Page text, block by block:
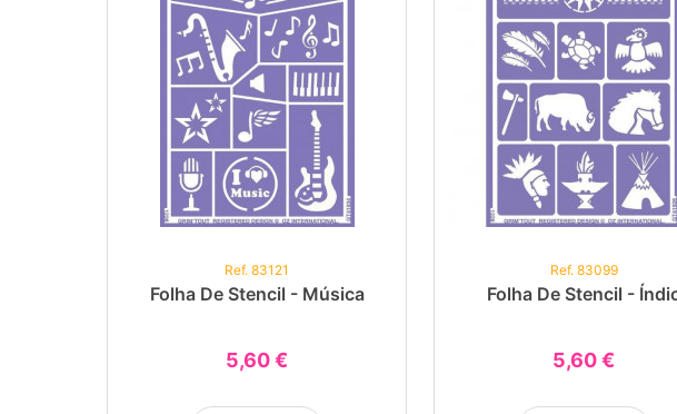
Ref. 83121
Folha De Stencil - Música
5,60 €
Ref. 83099
Folha De Stencil -
5,60 €